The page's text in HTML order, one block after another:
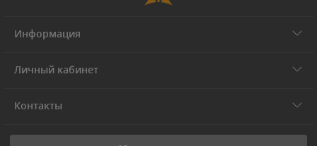
Информация
Личный кабинет
Контакты